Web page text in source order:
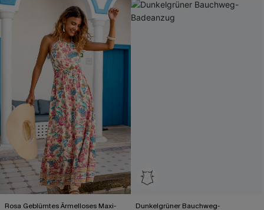
Rosa Geblümtes Ärmelloses Maxi-
Dunkelgrüner Bauchweg-